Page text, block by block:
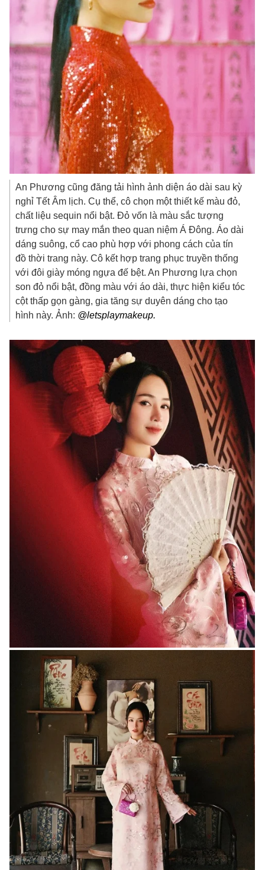
An Phương cũng đăng tải hình ảnh diện áo dài sau kỳ
nghỉ Tết Âm lịch. Cụ thể, cô chọn một thiết kế màu đỏ,
chất liệu sequin nổi bật. Đỏ vốn là màu sắc tượng
trưng cho sự may mắn theo quan niệm Á Đông. Áo dài
dáng suông, cổ cao phù hợp với phong cách của tín
đồ thời trang này. Cô kết hợp trang phục truyền thống
với đôi giày móng ngựa đế bệt. An Phương lựa chọn
son đỏ nổi bật, đồng màu với áo dài, thực hiện kiểu tóc
cột thấp gọn gàng, gia tăng sự duyên dáng cho tạo
hình này. Ảnh: @letsplaymakeup.